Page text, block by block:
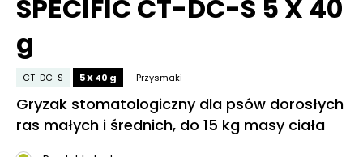
SPECIFIC CT-DC-S 5 X 40
g
CT-DC-S 5 X 40 g Przysmaki
Gryzak stomatologiczny dla psów dorosłych
ras małych i średnich, do 15 kg masy ciała